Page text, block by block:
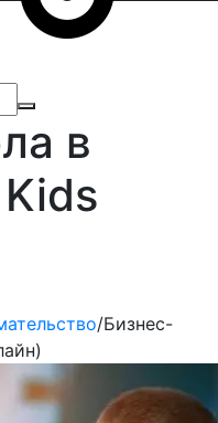
в
/Бизнес-